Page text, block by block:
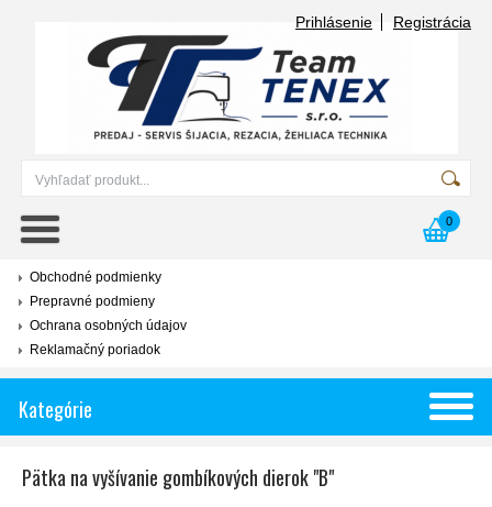
Prihlásenie Registrácia
0
Obchodné podmienky
Prepravné podmieny
Ochrana osobných údajov
Reklamačný poriadok
Kategórie
Pätka na vyšívanie gombíkových dierok "B"